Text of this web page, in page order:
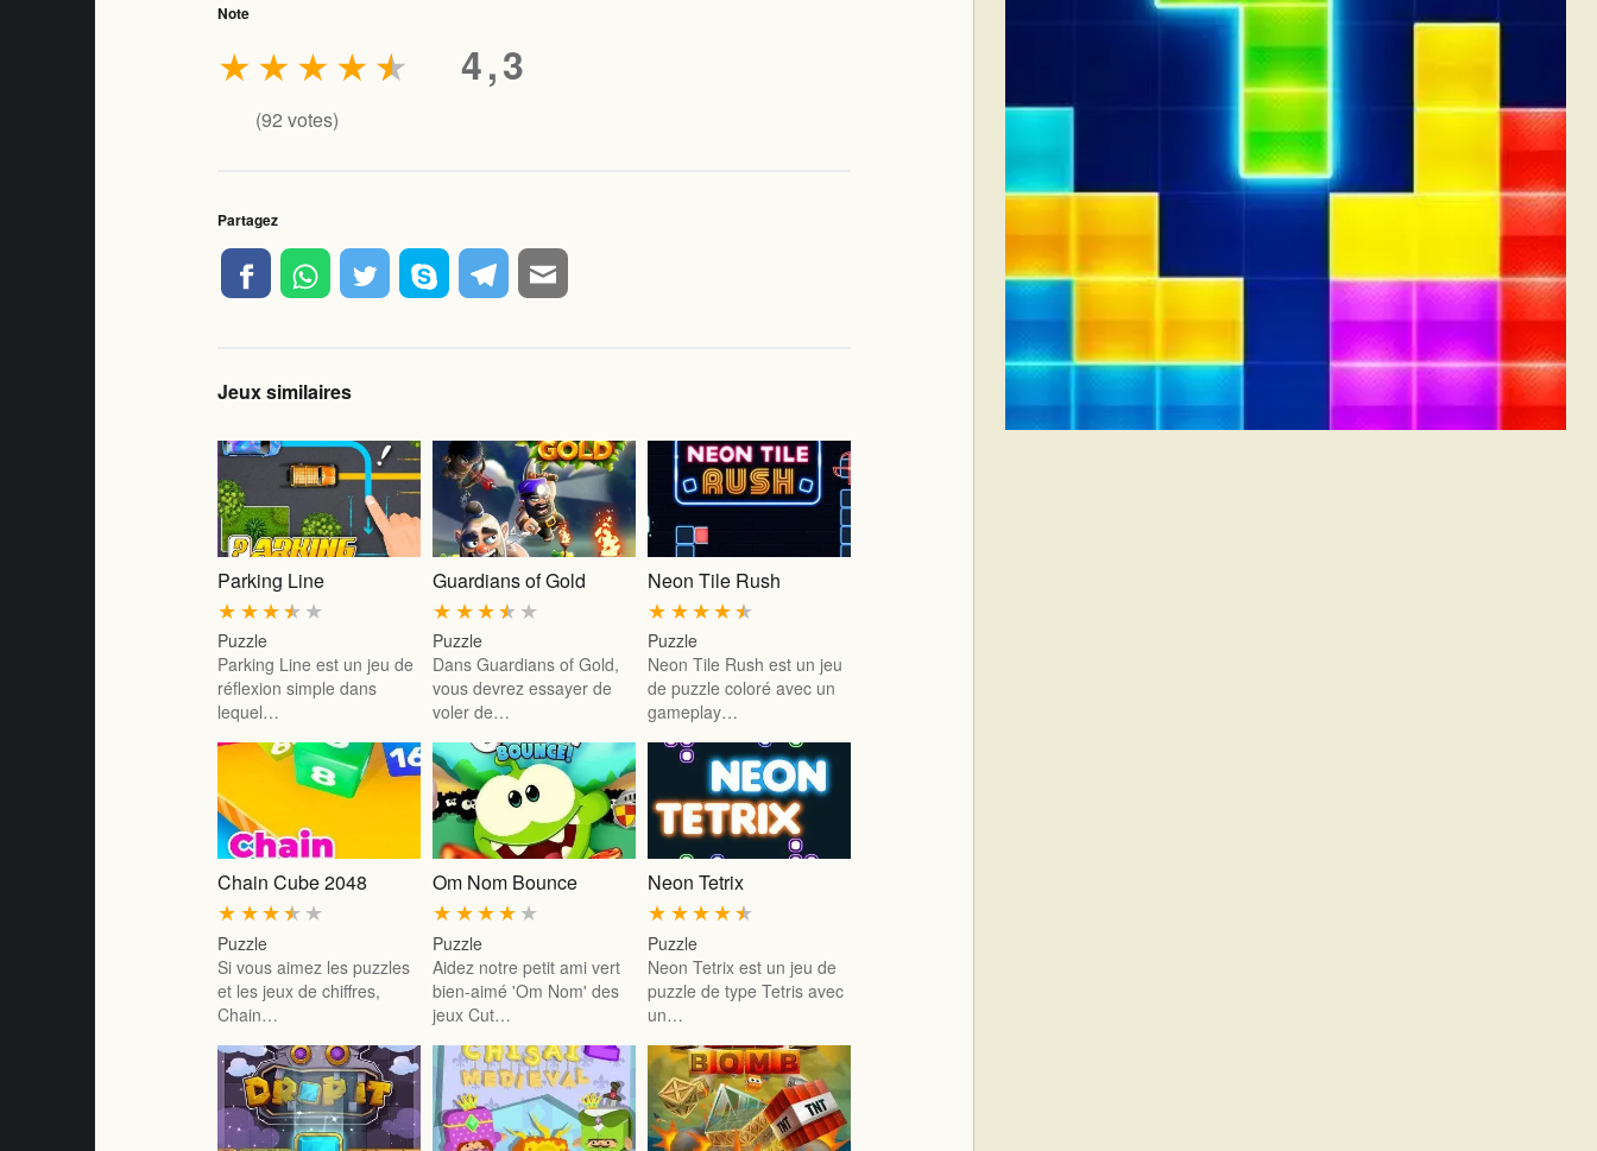
Note
4,3
★
★
★
★
★
(92 votes)
Partagez
Jeux similaires
Parking Line
★
★
★
★
★
Puzzle
Parking Line est un jeu de
réflexion simple dans
lequel…
Guardians of Gold
★
★
★
★
★
Puzzle
Dans Guardians of Gold,
vous devrez essayer de
voler de…
Neon Tile Rush
★
★
★
★
★
Puzzle
Neon Tile Rush est un jeu
de puzzle coloré avec un
gameplay…
Chain Cube 2048
★
★
★
★
★
Puzzle
Si vous aimez les puzzles
et les jeux de chiffres,
Chain…
Om Nom Bounce
★
★
★
★
★
Puzzle
Aidez notre petit ami vert
bien-aimé 'Om Nom' des
jeux Cut…
Neon Tetrix
★
★
★
★
★
Puzzle
Neon Tetrix est un jeu de
puzzle de type Tetris avec
un…